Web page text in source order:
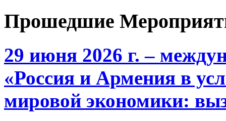
Прошедшие
29 июня 2026 г. –
«Россия и Армения в
мировой экономики: